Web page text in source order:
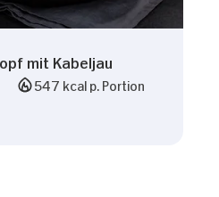
mit Kabeljau
547 kcal p. Portion